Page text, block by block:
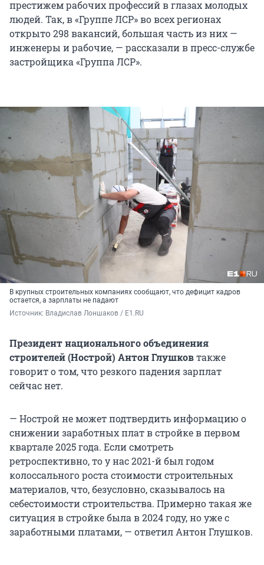
престижем рабочих профессий в глазах молодых
людей. Так, в «Группе ЛСР» во всех регионах
открыто298 вакансий, большая часть из них —
инженеры и рабочие, — рассказали в пресс-службе
застройщика «Группа ЛСР».
В крупных строительных компаниях сообщают, что дефицит кадров
остается, а зарплаты не падают
Источник: Владислав Лоншаков / E1.RU
Президент национального объединения
строителей (Нострой) Антон Глушковтакже
говорит о том, что резкого падения зарплат
сейчас нет.
— Нострой не может подтвердить информацию о
снижении заработных плат в стройке в первом
квартале 2025 года. Если смотреть
ретроспективно, то у нас 2021-й был годом
колоссального роста стоимости строительных
материалов, что, безусловно, сказывалось на
себестоимости строительства. Примерно такая же
ситуация в стройке была в 2024 году, но уже с
заработными платами, — ответил Антон Глушков.